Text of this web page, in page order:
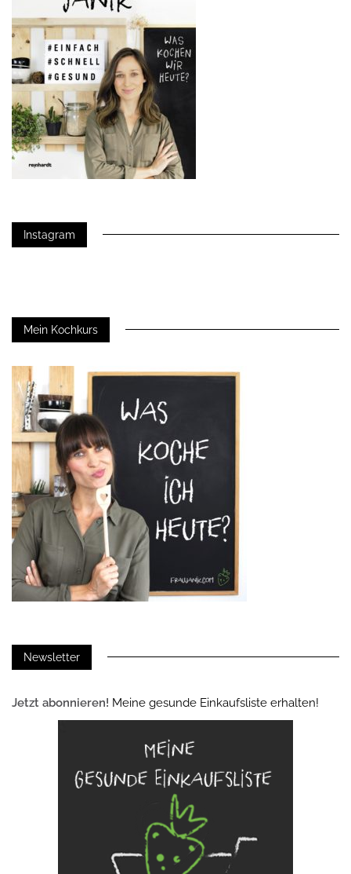
Instagram
Mein Kochkurs
Newsletter
Jetzt abonnieren! Meine gesunde Einkaufsliste erhalten!